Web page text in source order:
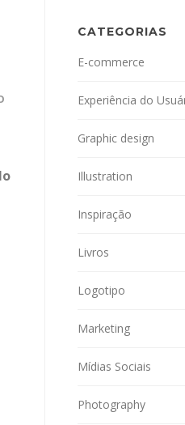
CATEGORIAS
E-commerce
Experiência do
Graphic design
Illustration
Inspiração
Livros
Logotipo
Marketing
Mídias Sociais
Photography